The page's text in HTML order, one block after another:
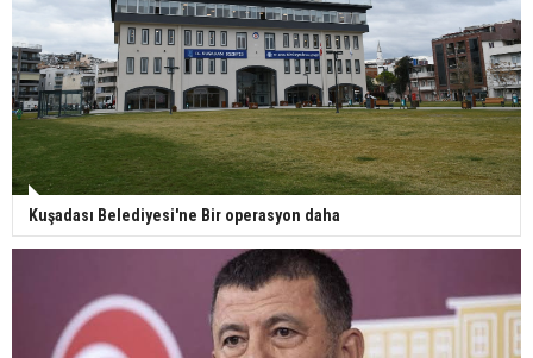
Kuşadası Belediyesi'ne Bir operasyon daha